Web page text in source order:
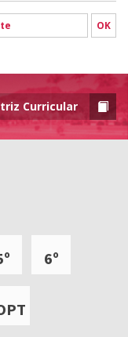
Curricular
6º